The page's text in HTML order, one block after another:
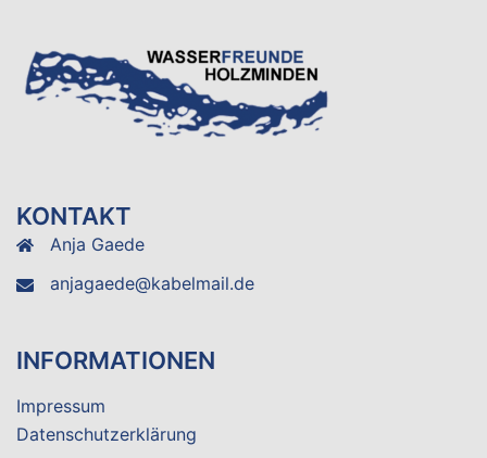
KONTAKT
Anja Gaede
anjagaede@kabelmail.de
INFORMATIONEN
Impressum
Datenschutzerklärung